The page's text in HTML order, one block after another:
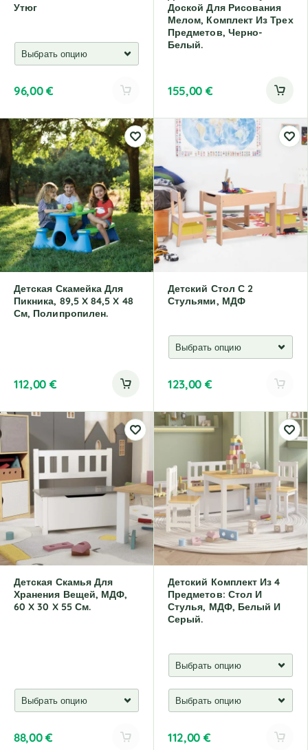
Утюг
96,00€
l
t
e
n
a
t
i
v
e
:
Доской Для Рисования
Мелом, Комплект Из Трех
Предметов, Черно-
Белый.
155,00 €
Детская Скамейка Для
Пикника, 89,5 X 84,5 X 48
См, Полипропилен.
112,00 €
Детский Стол С 2
Стульями, МДФ
123,00 €
l
t
n
a
t
v
e
:
Детская Скамья Для
Хранения Вещей, МДФ,
60 X 30 X 55 См.
88,00€
Детский Комплект Из 4
Предметов: Стол И
Стулья, МДФ, Белый И
Серый.
112,00 €